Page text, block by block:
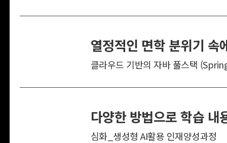
심화_생성형 AI활용 인재양성과정